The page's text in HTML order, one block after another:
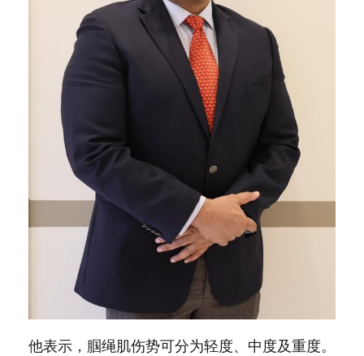
他表示，腘绳肌伤势可分为轻度、中度及重度。